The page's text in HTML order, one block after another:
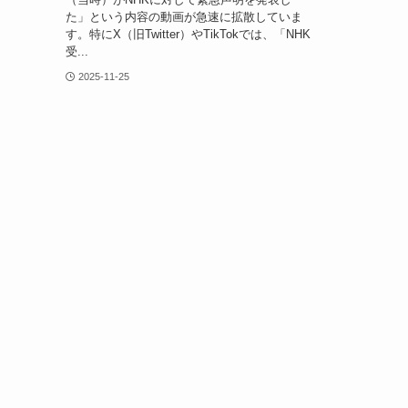
た」という内容の動画が急速に拡散していま
す。特にX（旧Twitter）やTikTokでは、「NHK
受...
2025-11-25